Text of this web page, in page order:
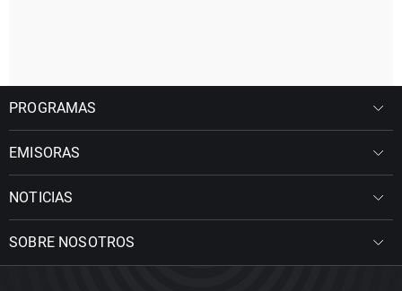
PROGRAMAS
EMISORAS
NOTICIAS
SOBRE NOSOTROS